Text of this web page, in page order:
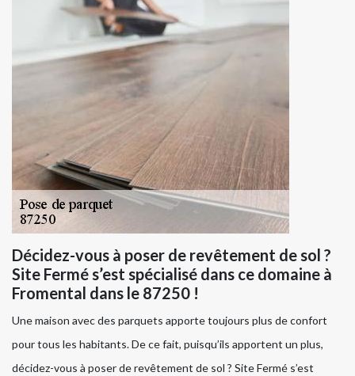
Décidez-vous à poser de revêtement de sol ?
Site Fermé s’est spécialisé dans ce domaine à
Fromental dans le 87250 !
Une maison avec des parquets apporte toujours plus de confort
pour tous les habitants. De ce fait, puisqu’ils apportent un plus,
décidez-vous à poser de revêtement de sol ? Site Fermé s’est